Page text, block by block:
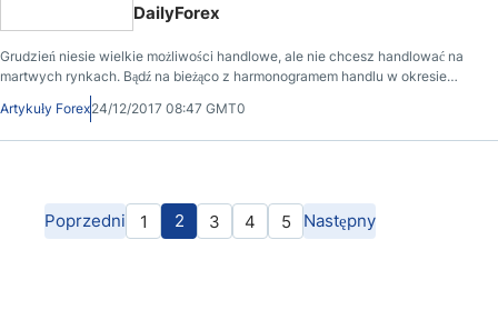
DailyForex
Grudzień niesie wielkie możliwości handlowe, ale nie chcesz handlować na
martwych rynkach. Bądź na bieżąco z harmonogramem handlu w okresie
Artykuły Forex24/12/2017 08:47 GMT0
Poprzedni 1 2 3 4 5 Następny